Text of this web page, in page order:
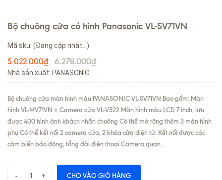
Bộ chuông cửa có hình Panasonic VL-SV71VN
Mã sku: (Đang cập nhật...)
5.022.000₫ 6.278.000₫
Nhà sản xuất: PANASONIC
Bộ chuông cửa màn hình màu PANASONIC VL-SV71VN Bao gồm: Màn
hình VL-MV71VN + Camera cửa VL-V522 Màn hình màu LCD 7 inch, lưu
được 400 hình ảnh khách nhấn chuông Có thể mở rộng thêm 3 màn hình
phụ Có thể kết nối 2 camera cửa, 2 khóa cửa điện từ. Kết nối được các
cảm biến báo động, tổng đài điện thoại Camera quan...
- + CHO VÀO GIỎ HÀNG